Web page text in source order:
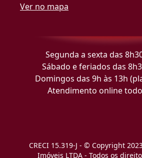
Ver no mapa
Segunda a sexta das
Sábado e feriados das
Domingos das 9h às 13h
Atendimento online
CRECI 15.319-J - © Copyright
Imóveis LTDA - Todos os